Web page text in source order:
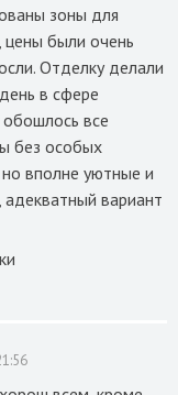
зоны для
цены были очень
Отделку делали
в сфере
все
без особых
вполне уютные и
адекватный вариант